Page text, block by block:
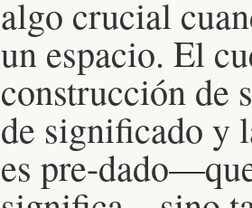
algo crucial
un espacio. El
construcción de
de significado y
es pre-